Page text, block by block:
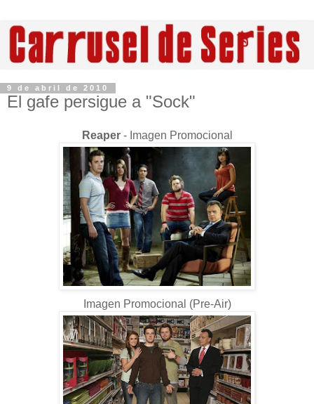
9 de abril de 2010
El gafe persigue a "Sock"
Reaper - Imagen Promocional
Imagen Promocional (Pre-Air)